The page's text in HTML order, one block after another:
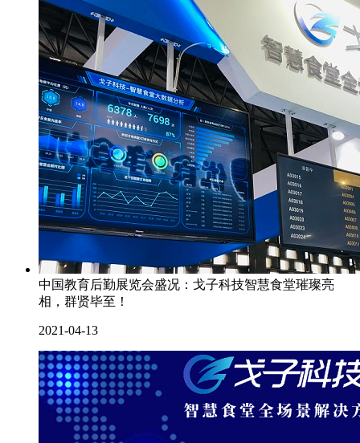
中国教育后勤展览会盛况：戈子科技智慧食堂璀璨亮
相，群贤毕至！
2021-04-13